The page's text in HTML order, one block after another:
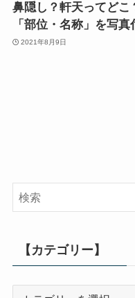
鼻隠し？軒天ってどこ
「部位・名称」を写
2021年8月9日
【カテゴリー】